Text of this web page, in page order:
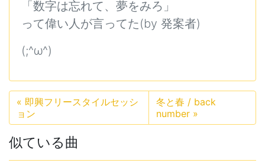
「数字は忘れて、夢をみろ」
って偉い人が言ってた(by 発案者)
(;^ω^)
« 即興フリースタイルセッシ
ョン
冬と春 / back
number »
似ている曲